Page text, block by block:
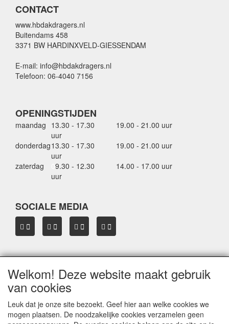
CONTACT
www.hbdakdragers.nl
Buitendams 458
3371 BW HARDINXVELD-GIESSENDAM
E-mail: info@hbdakdragers.nl
Telefoon: 06-4040 7156
OPENINGSTIJDEN
maandag 13.30 - 17.30
uur
19.00 - 21.00 uur
donderdag13.30 - 17.30
uur
19.00 - 21.00 uur
zaterdag
9.30 - 12.30
uur
14.00 - 17.00 uur
SOCIALE MEDIA
OVER HBDAKDRAGERS.NL
Dakkoffer verhuur Hardinxveld-Giessendam
Verkoop dakkoffers en skiboxen
Onze merken
Welkom! Deze website maakt gebruik
van cookies
Leuk dat je onze site bezoekt. Geef hier aan welke cookies we
mogen plaatsen. De noodzakelijke cookies verzamelen geen